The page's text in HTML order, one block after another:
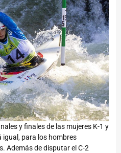
y finales de las mujeres K-1 y
igual, para los hombres
Además de disputar el C-2